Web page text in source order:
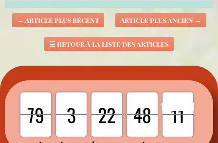
← Article plus récent Article plus ancien →
☰ Retour à la liste des articles
79
79
0 3
3
0 22
22
0 48
48
0 10
10
11